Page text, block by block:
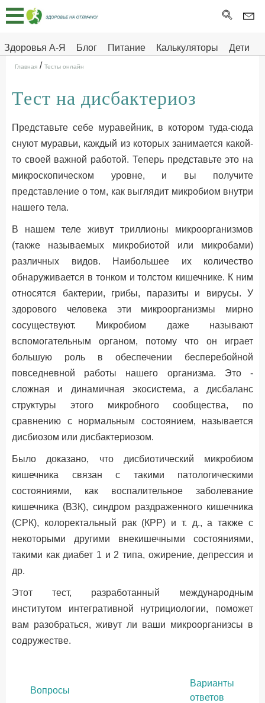
Здоровья А-Я Блог Питание Калькуляторы
Дети
Главная
Тесты
Про
ДЕТЯМ
Главная / Тесты онлайн
Тест на дисбактериоз
Представьте себе муравейник, в котором туда-сюда
снуют муравьи, каждый из которых занимается какой-
то своей важной работой. Теперь представьте это на
микроскопическом уровне, и вы получите
представление о том, как выглядит микробиом внутри
нашего тела.
В нашем теле живут триллионы микроорганизмов
(также называемых микробиотой или микробами)
различных видов. Наибольшее их количество
обнаруживается в тонком и толстом кишечнике. К ним
относятся бактерии, грибы, паразиты и вирусы. У
здорового человека эти микроорганизмы мирно
сосуществуют. Микробиом даже называют
вспомогательным органом, потому что он играет
большую роль в обеспечении бесперебойной
повседневной работы нашего организма. Это -
сложная и динамичная экосистема, а дисбаланс
структуры этого микробного сообщества, по
сравнению с нормальным состоянием, называется
дисбиозом или дисбактериозом.
Было доказано, что дисбиотический микробиом
кишечника связан с такими патологическими
состояниями, как воспалительное заболевание
кишечника (ВЗК), синдром раздраженного кишечника
(СРК), колоректальный рак (КРР) и т. д., а также с
некоторыми другими внекишечными состояниями,
такими как диабет 1 и 2 типа, ожирение, депрессия и
др.
Этот тест, разработанный международным
институтом интегративной нутрициологии, поможет
вам разобраться, живут ли ваши микроорганизсы в
содружестве.
Вопросы
Варианты
ответов